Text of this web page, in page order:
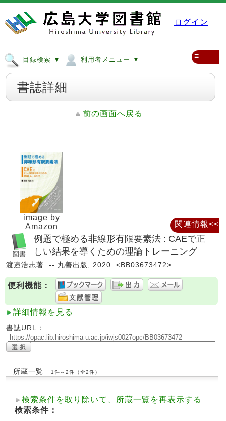
ログイン
目録検索 ▼ 利用者メニュー ▼ ≡
書誌詳細
前の画面へ戻る
image by
Amazon
例題で極める非線形有限要素法 : CAEで正
しい結果を導くための理論トレーニング
渡邉浩志著. -- 丸善出版, 2020. <BB03673472>
便利機能：
詳細情報を見る
書誌URL：
所蔵一覧 1件～2件（全2件）
検索条件を取り除いて、所蔵一覧を再表示する
検索条件：
関連情報<<